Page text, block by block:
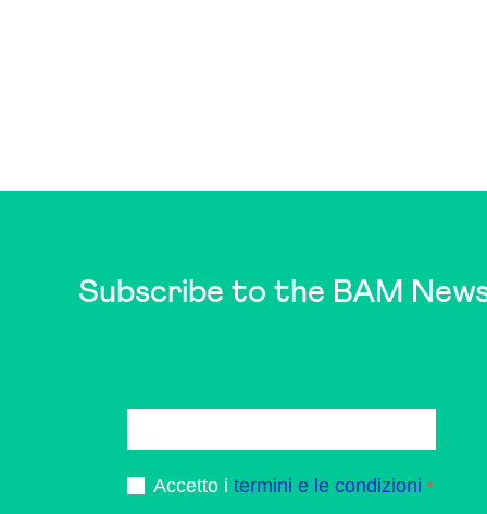
Subscribe to the BAM
Accetto i termini e le condizioni